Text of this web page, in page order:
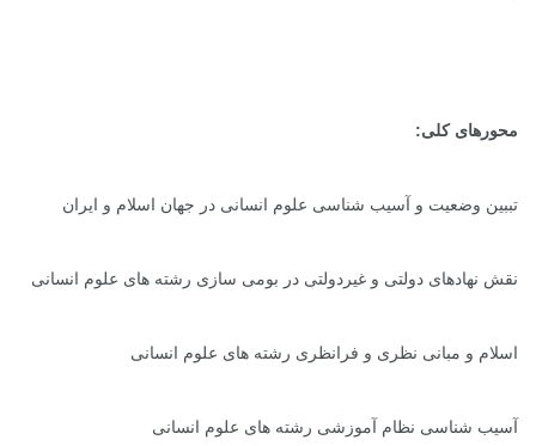
محورهای کلی:
تببین وضعیت و آسیب شناسی علوم انسانی در جهان اسلام و ایران
نقش نهادهای دولتی و غیردولتی در بومی سازی رشته های علوم انسانی
اسلام و مبانی نظری و فرانظری رشته های علوم انسانی
آسیب شناسی نظام آموزشی رشته های علوم انسانی